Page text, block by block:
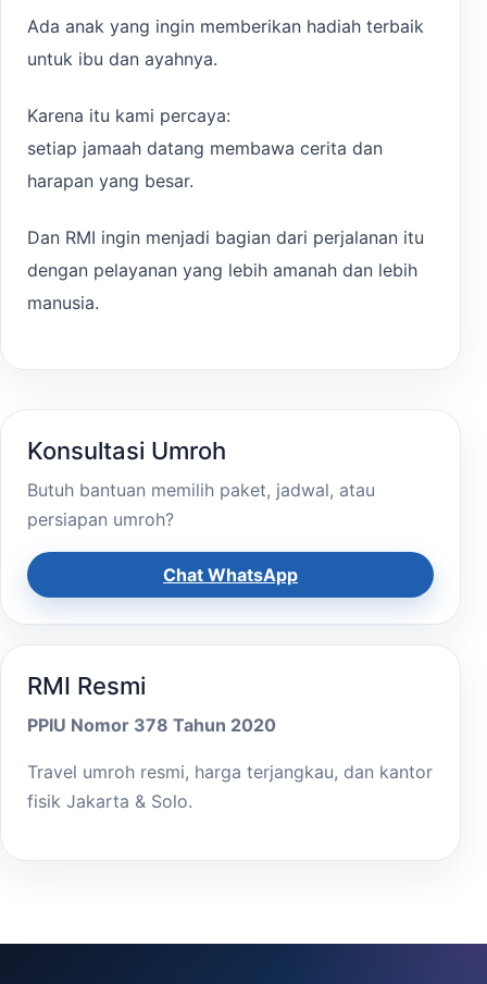
Ada anak yang ingin memberikan hadiah terbaik
untuk ibu dan ayahnya.
Karena itu kami percaya:
setiap jamaah datang membawa cerita dan
harapan yang besar.
Dan RMI ingin menjadi bagian dari perjalanan itu
dengan pelayanan yang lebih amanah dan lebih
manusia.
Konsultasi Umroh
Butuh bantuan memilih paket, jadwal, atau
persiapan umroh?
Chat WhatsApp
RMI Resmi
PPIU Nomor 378 Tahun 2020
Travel umroh resmi, harga terjangkau, dan kantor
fisik Jakarta & Solo.